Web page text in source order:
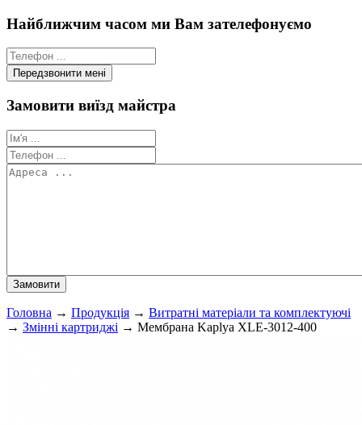
Найближчим часом ми Вам зателефонуємо
Замовити виїзд майстра
Головна → Продукція → Витратні матеріали та комплектуючі
→ Змінні картриджі → Мембрана Kaplya XLE-3012-400